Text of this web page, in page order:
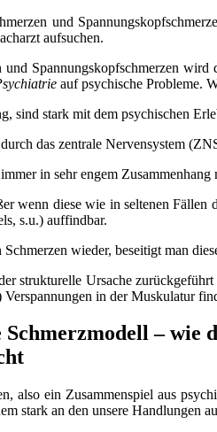
und
aufsuchen.
Spannungskopfschmerzen
auf psychische Probleme.
sind stark mit dem psychischen
das zentrale Nervensystem
in sehr engem
wenn diese wie in seltenen
s.u.) auffindbar.
wieder, beseitigt man
strukturelle Ursache
in der Muskulatur
– wie
also ein Zusammenspiel aus
stark an den unsere Handlungen